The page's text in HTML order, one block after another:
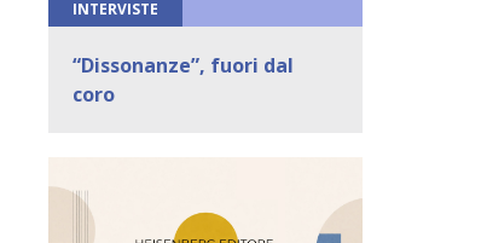
INTERVISTE
“Dissonanze”, fuori dal
coro